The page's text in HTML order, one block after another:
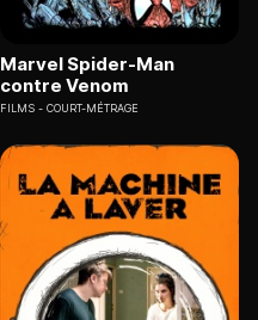
Marvel Spider-Man
contre Venom
FILMS COURT-MÉTRAGE